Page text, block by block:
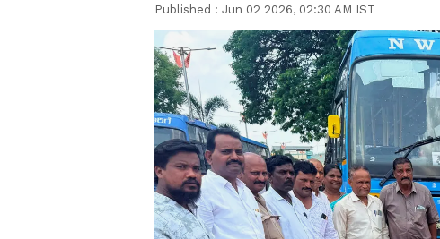
Published : Jun 02 2026, 02:30 AM IST